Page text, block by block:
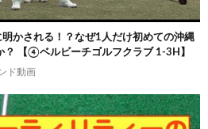
かされる！？なぜ1人だけ初めての沖縄
？ 【④ベルビーチゴルフクラブ 1-3H】
ド動画